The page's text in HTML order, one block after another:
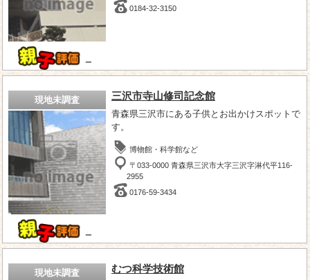
－
0184-32-3150
現地未調査
－
三沢市寺山修司記念館
青森県三沢市にある子供とお出かけスポットで
す。
博物館・科学館など
〒033-0000 青森県三沢市大字三沢字淋代平116-
2955
0176-59-3434
現地未調査 むつ科学技術館